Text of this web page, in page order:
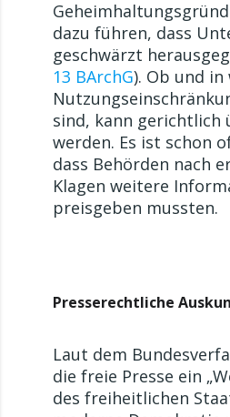
dazu führen, dass
geschwärzt
13 BArchG). Ob und
sind, kann
werden. Es ist schon
dass Behörden nach
Klagen weitere
preisgeben mussten.
Presserechtliche
Laut dem
die freie Presse ein
des freiheitlichen